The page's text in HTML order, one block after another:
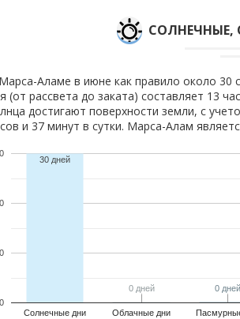
Аламе в июне как правило около 30
(от рассвета до заката) составляет 13
достигают поверхности земли, с
и 37 минут в сутки. Марса-Алам
Солнечные дни Облачные дни
0
30 дней
0 дней
0 дней 0 дней
0 дней